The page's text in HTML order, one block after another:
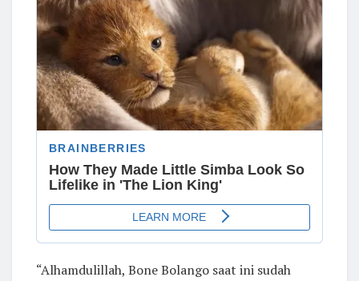
“Alhamdulillah, Bone Bolango saat ini sudah